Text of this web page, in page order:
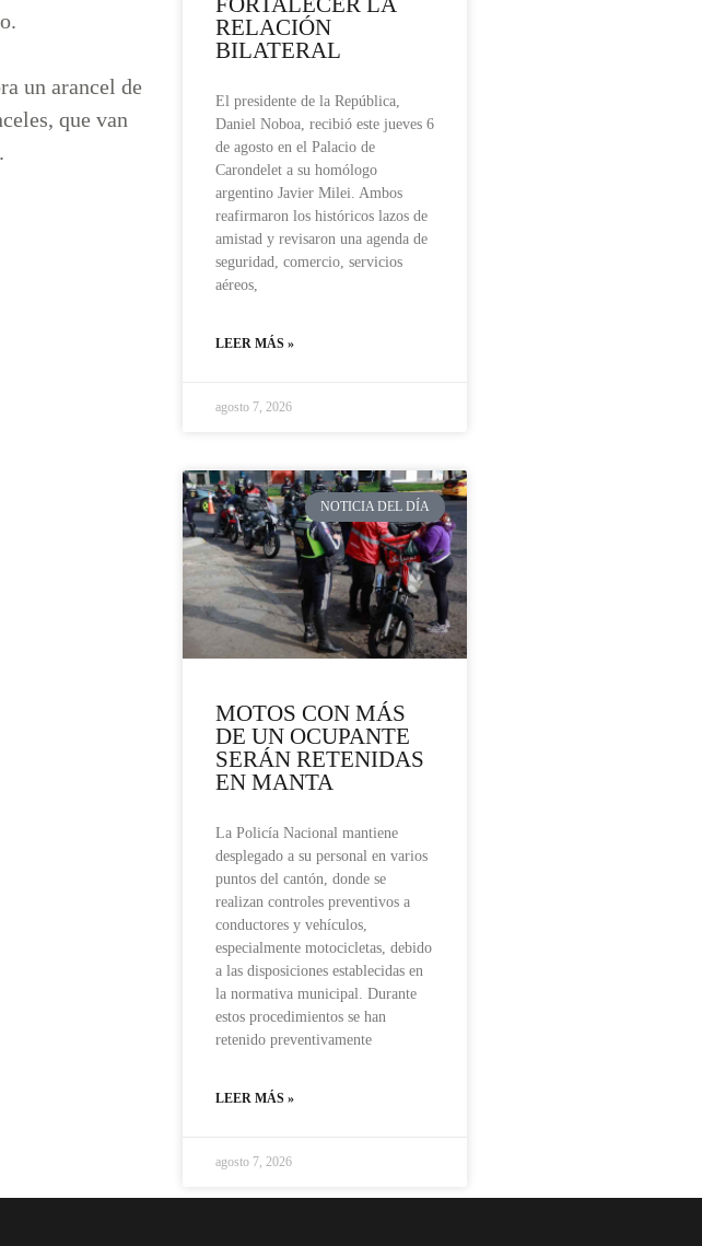
un arancel de
que van
RELACIÓN
BILATERAL
El presidente de la República,
Daniel Noboa, recibió este jueves 6
de agosto en el Palacio de
Carondelet a su homólogo
argentino Javier Milei. Ambos
reafirmaron los históricos lazos de
amistad y revisaron una agenda de
seguridad, comercio, servicios
aéreos,
LEER MÁS »
agosto 7, 2026
NOTICIA DEL DÍA
MOTOS CON MÁS
DE UN OCUPANTE
SERÁN RETENIDAS
EN MANTA
La Policía Nacional mantiene
desplegado a su personal en varios
puntos del cantón, donde se
realizan controles preventivos a
conductores y vehículos,
especialmente motocicletas, debido
a las disposiciones establecidas en
la normativa municipal. Durante
estos procedimientos se han
retenido preventivamente
LEER MÁS »
agosto 7, 2026